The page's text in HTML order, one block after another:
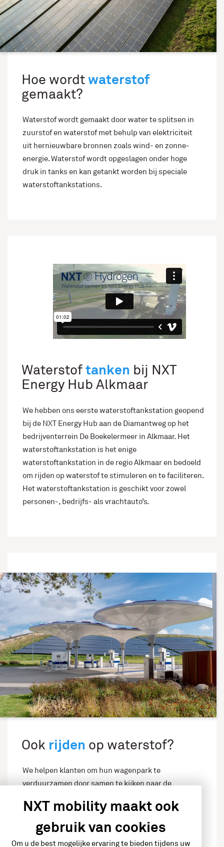
Hoe wordtwaterstof
gemaakt?
Waterstof wordt gemaakt door water te splitsen in
zuurstof en waterstof met behulp van elektriciteit
uit hernieuwbare bronnen zoals wind- en zonne-
energie. Waterstof wordt opgeslagen onder hoge
druk in tanks en kan getankt worden bij speciale
waterstoftankstations.
Waterstoftanken bij NXT
Energy Hub Alkmaar
We hebben ons eerste waterstoftankstation geopend
bij de NXT Energy Hub aan de Diamantweg op het
bedrijventerrein De Boekelermeer in Alkmaar. Het
waterstoftankstation is het enige
waterstoftankstation in de regio Alkmaar en bedoeld
om rijden op waterstof te stimuleren en te faciliteren.
Het waterstoftankstation is geschikt voor zowel
personen-, bedrijfs- als vrachtauto’s.
Ook rijden op waterstof?
We helpen klanten om hun wagenpark te
verduurzamen door samen te kijken naar de
batterij- of waterstofelektrisch rijden. NXT Mobility
biedt een persoonlijk en onafhankelijk advies op
maat, gebaseerd op de mobiliteitsbehoefte, de
NXT mobility maakt ook
gebruik van cookies
Om u de best mogelijke ervaring te bieden tijdens uw